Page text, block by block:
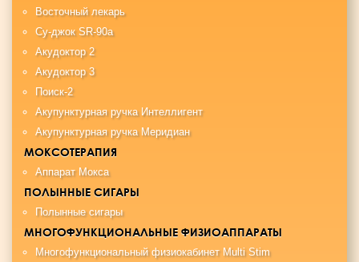
Восточный лекарь
Су-джок SR-90a
Акудоктор 2
Акудоктор 3
Поиск-2
Акупунктурная ручка Интеллигент
Акупунктурная ручка Меридиан
МОКСОТЕРАПИЯ
Аппарат Мокса
ПОЛЫННЫЕ СИГАРЫ
Полынные сигары
МНОГОФУНКЦИОНАЛЬНЫЕ ФИЗИОАППАРАТЫ
Многофункциональный физиокабинет Multi Stim